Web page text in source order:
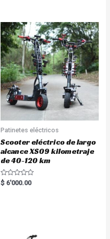
Patinetes eléctricos
Scooter eléctrico de largo
alcance XS09 kilometraje
de 40-120 km
R
a
$ 6'000.00